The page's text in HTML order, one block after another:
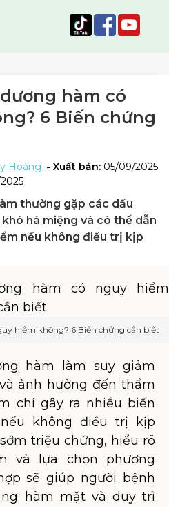
hàm có
6 Biến chứng
Hoàng - Xuất bản: 05/09/2025
thường gặp các dấu
há miệng và có thể dẫn
nếu không điều trị kịp
hiểm không? 6 Biến chứng cần biết
hàm làm suy giảm
ảnh hưởng đến thẩm
chí gây ra nhiều biến
không điều trị kịp
triệu chứng, hiểu rõ
và lựa chọn phương
sẽ giúp người bệnh
hàm mặt và duy trì